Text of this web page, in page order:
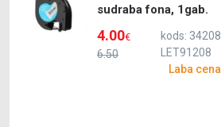
sudraba fona, 1gab.
6.50
4.00€
kods: 34208
LET91208
Laba cena